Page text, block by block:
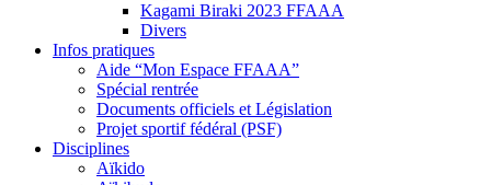
Kagami Biraki 2023 FFAAA
Divers
Infos pratiques
Aide “Mon Espace FFAAA”
Spécial rentrée
Documents officiels et Législation
Projet sportif fédéral (PSF)
Disciplines
Aïkido